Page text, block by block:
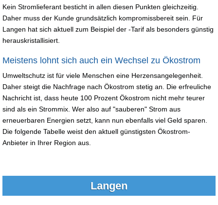
Kein Stromlieferant besticht in allen diesen Punkten gleichzeitig.
Daher muss der Kunde grundsätzlich kompromissbereit sein. Für
Langen hat sich aktuell zum Beispiel der -Tarif als besonders günstig
herauskristallisiert.
Meistens lohnt sich auch ein Wechsel zu Ökostrom
Umweltschutz ist für viele Menschen eine Herzensangelegenheit.
Daher steigt die Nachfrage nach Ökostrom stetig an. Die erfreuliche
Nachricht ist, dass heute 100 Prozent Ökostrom nicht mehr teurer
sind als ein Strommix. Wer also auf "sauberen" Strom aus
erneuerbaren Energien setzt, kann nun ebenfalls viel Geld sparen.
Die folgende Tabelle weist den aktuell günstigsten Ökostrom-
Anbieter in Ihrer Region aus.
Langen